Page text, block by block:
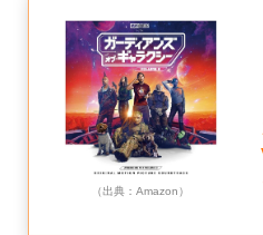
（出典：Amazon）